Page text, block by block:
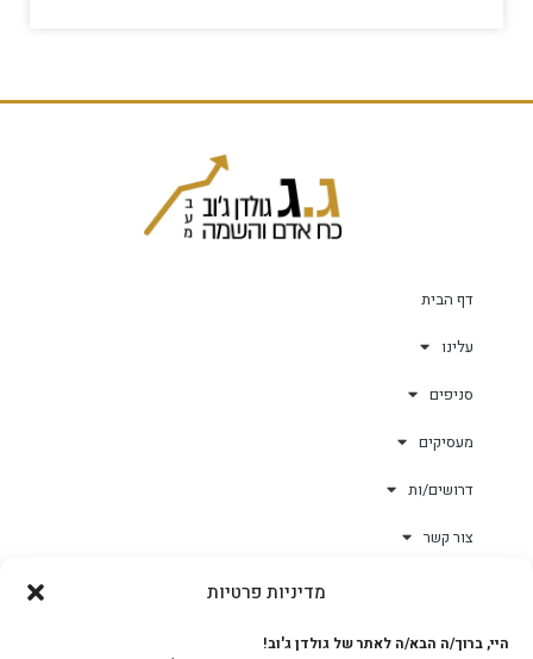
מדיניות פרטיות
היי, ברוך/ה הבא/ה לאתר של גולדן ג'וב!
דף הבית
עלינו
סניפים
מעסיקים
דרושים/ות
צור קשר